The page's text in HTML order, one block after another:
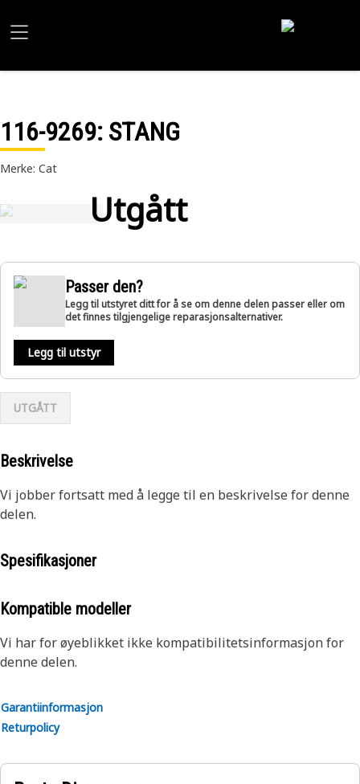
116-9269: STANG
Merke: Cat
Utgått
Passer den?
Legg til utstyret ditt for å se om denne delen passer eller om
det finnes tilgjengelige reparasjonsalternativer.
Legg til utstyr
UTGÅTT
Beskrivelse
Vi jobber fortsatt med å legge til en beskrivelse for denne
delen.
Spesifikasjoner
Kompatible modeller
Vi har for øyeblikket ikke kompatibilitetsinformasjon for
denne delen.
Garantiinformasjon
Returpolicy